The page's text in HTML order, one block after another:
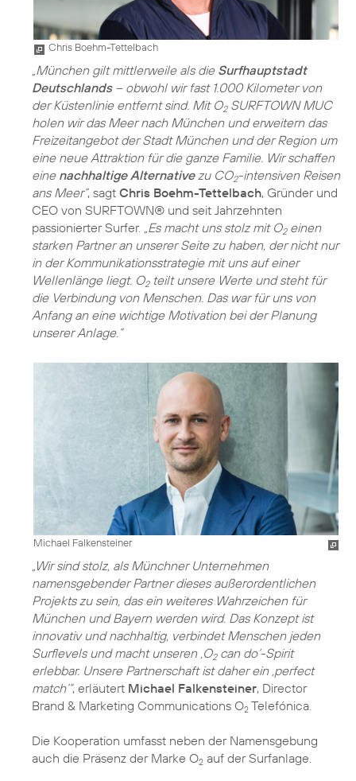
Chris Boehm-Tettelbach
„München gilt mittlerweile als die Surfhauptstadt
Deutschlands– obwohl wir fast 1.000 Kilometer von
der Küstenlinie entfernt sind. Mit O2SURFTOWN MUC
holen wir das Meer nach München und erweitern das
Freizeitangebot der Stadt München und der Region um
eine neue Attraktion für die ganze Familie. Wir schaffen
eine nachhaltige Alternativezu CO2-intensiven Reisen
ans Meer“, sagt Chris Boehm-Tettelbach, Gründer und
CEO von SURFTOWN® und seit Jahrzehnten
passionierter Surfer. „Es macht uns stolz mit O2einen
starken Partner an unserer Seite zu haben, der nicht nur
in der Kommunikationsstrategie mit uns auf einer
Wellenlänge liegt. O2teilt unsere Werte und steht für
die Verbindung von Menschen. Das war für uns von
Anfang an eine wichtige Motivation bei der Planung
unserer Anlage.“
Michael Falkensteiner
„Wir sind stolz, als Münchner Unternehmen
namensgebender Partner dieses außerordentlichen
Projekts zu sein, das ein weiteres Wahrzeichen für
München und Bayern werden wird. Das Konzept ist
innovativ und nachhaltig, verbindet Menschen jeden
Surflevels und macht unseren ‚O2can do‘-Spirit
erlebbar. Unsere Partnerschaft ist daher ein ‚perfect
match‘“, erläutert Michael Falkensteiner, Director
Brand & Marketing Communications O2 Telefónica.
Die Kooperation umfasst neben der Namensgebung
auch die Präsenz der Marke O2 auf der Surfanlage.